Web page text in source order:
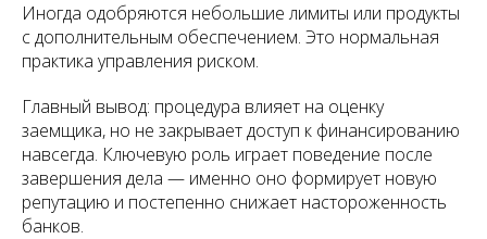
Иногда одобряются небольшие лимиты или продукты
с дополнительным обеспечением. Это нормальная
практика управления риском.
Главный вывод: процедура влияет на оценку
заемщика, но не закрывает доступ к финансированию
навсегда. Ключевую роль играет поведение после
завершения дела — именно оно формирует новую
репутацию и постепенно снижает настороженность
банков.